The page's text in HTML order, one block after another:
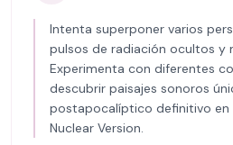
Intenta superponer varios
pulsos de radiación ocultos y
Experimenta con diferentes
descubrir paisajes sonoros
postapocalíptico definitivo en
Nuclear Version.